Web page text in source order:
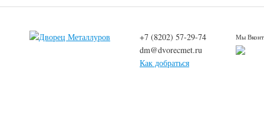
+7 (8202) 57-29-74
dm@dvorecmet.ru
Как добраться
Мы